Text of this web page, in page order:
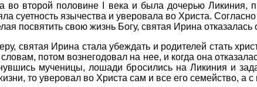
второй половине I века и была дочерью Ликиния,
суетность язычества и уверовала во Христа.
посвятить свою жизнь Богу, святая Ирина отказалась
святая Ирина стала убеждать и родителей стать
потом вознегодовал на нее, и когда она
мученицы, лошади бросились на Ликиния и
то уверовал во Христа сам и все его семейство, а